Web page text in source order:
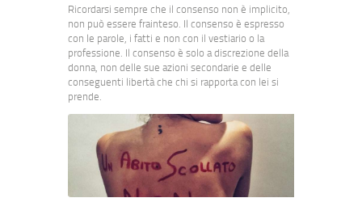
Ricordarsi sempre che il consenso non è implicito,
non può essere frainteso. Il consenso è espresso
con le parole, i fatti e non con il vestiario o la
professione. Il consenso è solo a discrezione della
donna, non delle sue azioni secondarie e delle
conseguenti libertà che chi si rapporta con lei si
prende.